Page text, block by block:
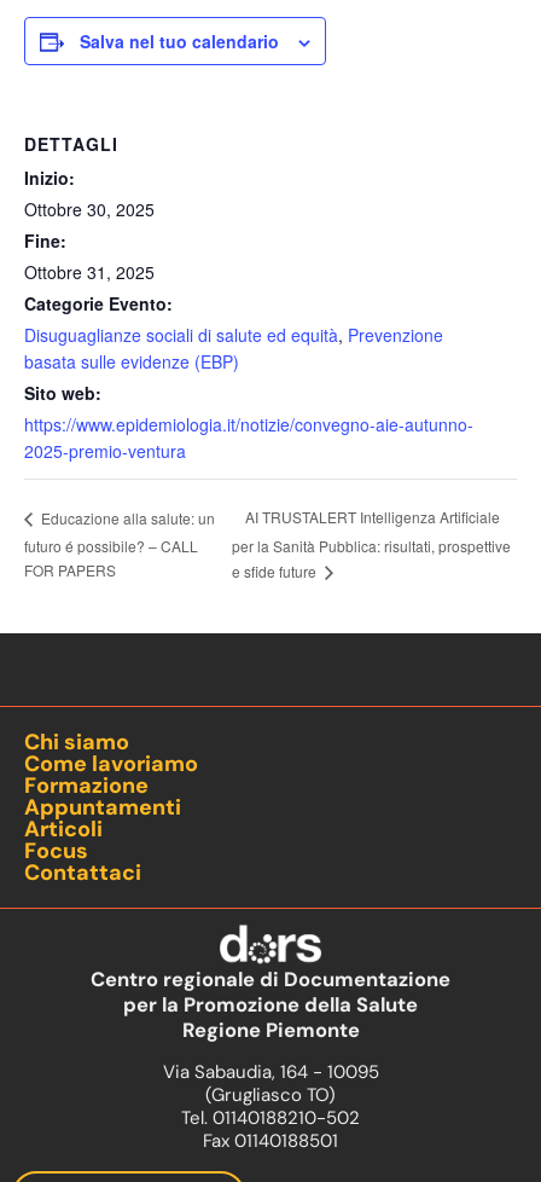
Salva nel tuo calendario
DETTAGLI
Inizio:
Ottobre 30, 2025
Fine:
Ottobre 31, 2025
Categorie Evento:
Disuguaglianze sociali di salute ed equità, Prevenzione
basata sulle evidenze (EBP)
Sito web:
https://www.epidemiologia.it/notizie/convegno-aie-autunno-
2025-premio-ventura
Educazione alla salute: un
futuro é possibile? – CALL
FOR PAPERS
AI TRUSTALERT Intelligenza Artificiale
per la Sanità Pubblica: risultati, prospettive
e sfide future
Chi siamo
Come lavoriamo
Formazione
Appuntamenti
Articoli
Focus
Contattaci
Centro regionale di Documentazione
per la Promozione della Salute
Regione Piemonte
Via Sabaudia, 164 - 10095
(Grugliasco TO)
Tel. 01140188210-502
Fax 01140188501